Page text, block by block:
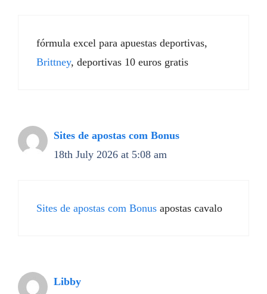
fórmula excel para apuestas deportivas,
Brittney, deportivas 10 euros gratis
Sites de apostas com Bonus
18th July 2026 at 5:08 am
Sites de apostas com Bonus apostas cavalo
Libby